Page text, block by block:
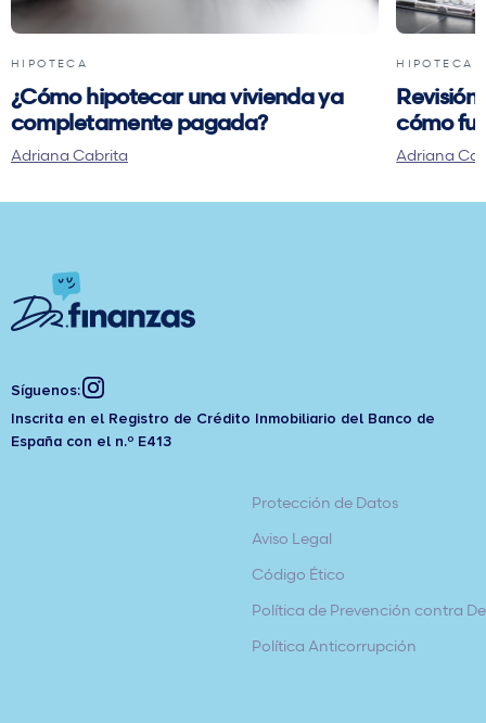
HIPOTECA
¿Cómo hipotecar una vivienda ya
completamente pagada?
Adriana Cabrita
HIPOTECA
cómo
Adriana
Síguenos:
Inscrita en el Registro de Crédito Inmobiliario del Banco de
España con el n.º E413
Protección de Datos
Aviso Legal
Código Ético
Política de Prevención contra
Política Anticorrupción